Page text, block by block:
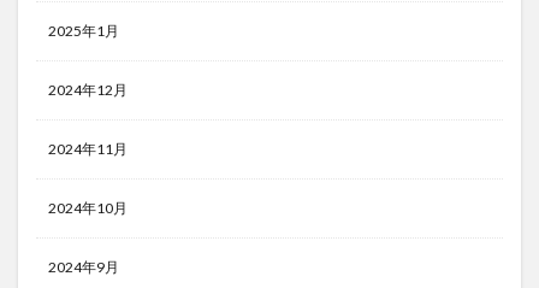
2025年1月
2024年12月
2024年11月
2024年10月
2024年9月